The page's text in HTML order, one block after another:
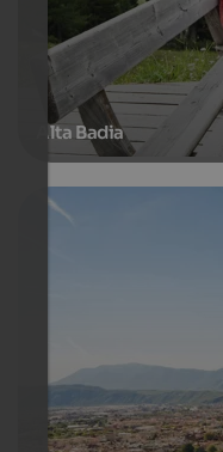
Alta Badia